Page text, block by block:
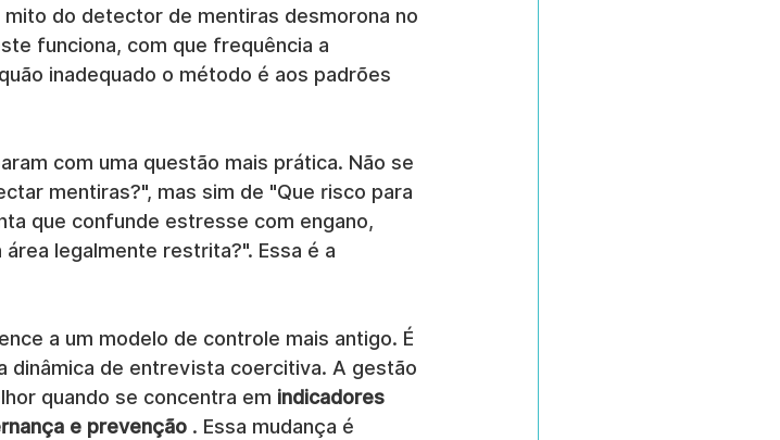
do detector de mentiras desmorona no
funciona, com que frequência a
inadequado o método é aos padrões
com uma questão mais prática. Não se
mentiras?", mas sim de "Que risco para
que confunde estresse com engano,
legalmente restrita?". Essa é a
a um modelo de controle mais antigo. É
dinâmica de entrevista coercitiva. A gestão
quando se concentra em indicadores
e prevenção . Essa mudança é